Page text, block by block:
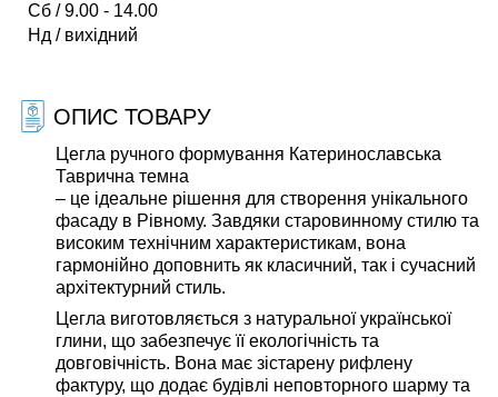
Сб / 9.00 - 14.00
Нд / вихідний
ОПИС ТОВАРУ
Цегла ручного формування Катеринославська
Таврична темна
– це ідеальне рішення для створення унікального
фасаду в Рівному. Завдяки старовинному стилю та
високим технічним характеристикам, вона
гармонійно доповнить як класичний, так і сучасний
архітектурний стиль.
Цегла виготовляється з натуральної української
глини, що забезпечує її екологічність та
довговічність. Вона має зістарену рифлену
фактуру, що додає будівлі неповторного шарму та